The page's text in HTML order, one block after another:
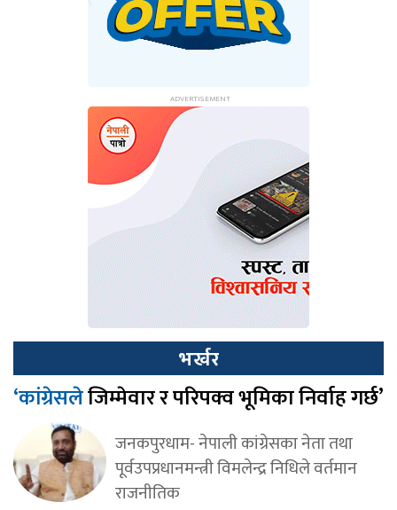
भर्खर
‘कांग्रेसलेजिम्मेवार र परिपक्व भूमिका निर्वाह गर्छ’
जनकपुरधाम- नेपाली कांग्रेसका नेता तथा
पूर्वउपप्रधानमन्त्री विमलेन्द्र निधिले वर्तमान
राजनीतिक